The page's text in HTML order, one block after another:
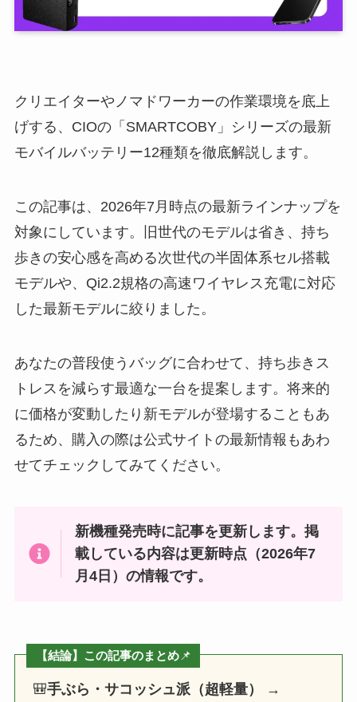
クリエイターやノマドワーカーの作業環境を底上
げする、CIOの「SMARTCOBY」シリーズの最新
モバイルバッテリー12種類を徹底解説します。
この記事は、2026年7月時点の最新ラインナップを
対象にしています。旧世代のモデルは省き、持ち
歩きの安心感を高める次世代の半固体系セル搭載
モデルや、Qi2.2規格の高速ワイヤレス充電に対応
した最新モデルに絞りました。
あなたの普段使うバッグに合わせて、持ち歩きス
トレスを減らす最適な一台を提案します。将来的
に価格が変動したり新モデルが登場することもあ
るため、購入の際は公式サイトの最新情報もあわ
せてチェックしてみてください。
新機種発売時に記事を更新します。掲
載している内容は更新時点（2026年7
月4日）の情報です。
【結論】この記事のまとめ📌
🎒手ぶら・サコッシュ派（超軽量）
→